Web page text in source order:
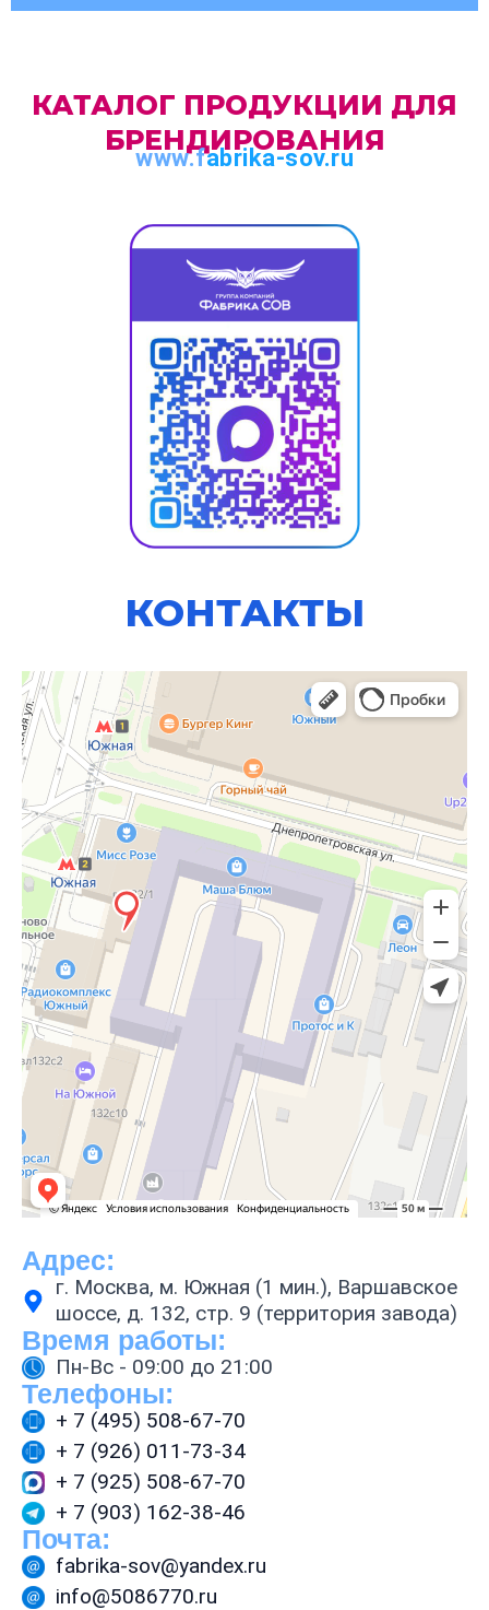
КАТАЛОГ ПРОДУКЦИИ ДЛЯ
БРЕНДИРОВАНИЯ
www.fabrika-sov.ru
КОНТАКТЫ
Адрес:
г. Москва, м. Южная (1 мин.), Варшавское
шоссе, д. 132, стр. 9 (территория завода)
Время работы:
Пн-Вс - 09:00 до 21:00
Телефоны:
+ 7 (495) 508-67-70
+ 7 (926) 011-73-34
+ 7 (925) 508-67-70
+ 7 (903) 162-38-46
Почта:
fabrika-sov@yandex.ru
info@5086770.ru